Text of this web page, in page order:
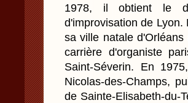
1978, il obtient le
d'improvisation de
sa ville natale
carrière d'organiste
Saint-Séverin. En
Nicolas-des-Champs,
de Sainte-Elisabeth-du-